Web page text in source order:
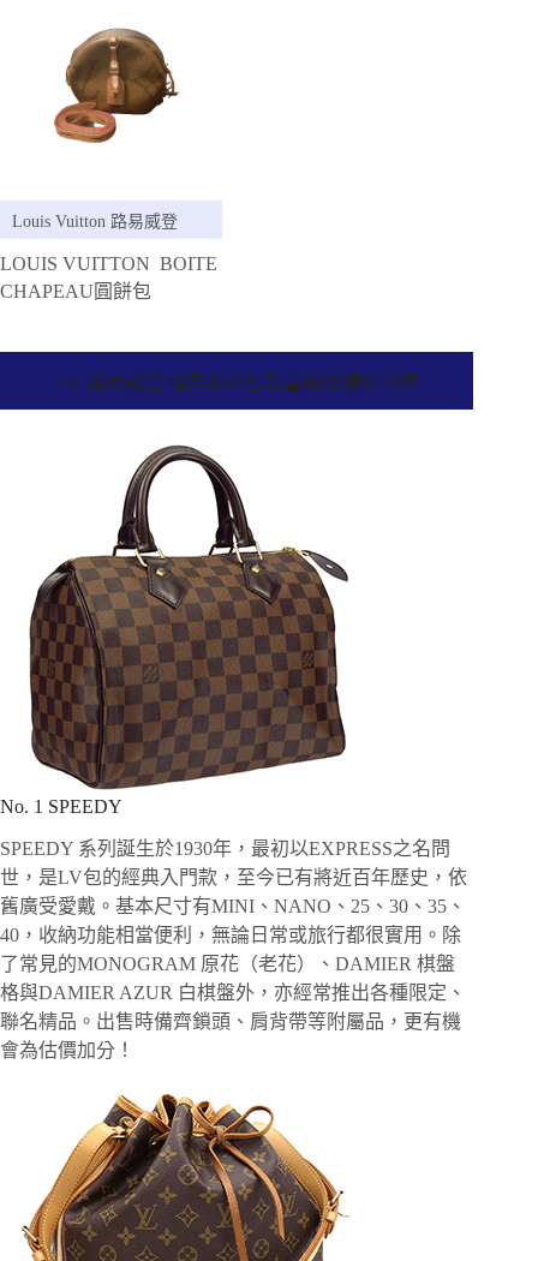
Louis Vuitton 路易威登
LOUIS VUITTON BOITE
CHAPEAU圓餅包
LV 路易威登 經典系列包款重點收購排行榜
No. 1 SPEEDY
SPEEDY 系列誕生於1930年，最初以EXPRESS之名問
世，是LV包的經典入門款，至今已有將近百年歷史，依
舊廣受愛戴。基本尺寸有MINI、NANO、25、30、35、
40，收納功能相當便利，無論日常或旅行都很實用。除
了常見的MONOGRAM 原花（老花）、DAMIER 棋盤
格與DAMIER AZUR 白棋盤外，亦經常推出各種限定、
聯名精品。出售時備齊鎖頭、肩背帶等附屬品，更有機
會為估價加分！